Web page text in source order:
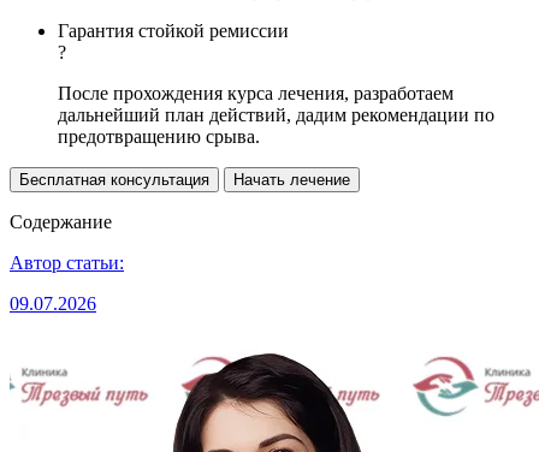
Гарантия стойкой ремиссии
?
После прохождения курса лечения, разработаем
дальнейший план действий, дадим рекомендации по
предотвращению срыва.
Бесплатная консультация Начать лечение
Содержание
Автор статьи:
09.07.2026